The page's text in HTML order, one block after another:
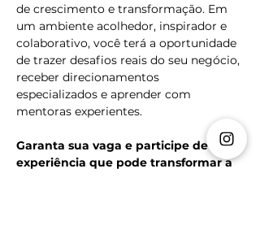
de crescimento e transformação. Em
um ambiente acolhedor, inspirador e
colaborativo, você terá a oportunidade
de trazer desafios reais do seu negócio,
receber direcionamentos
especializados e aprender com
mentoras experientes.
Garanta sua vaga e participe de uma
experiência que pode transformar a